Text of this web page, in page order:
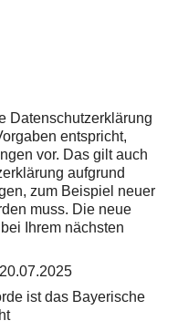
Datenschutzerklärung
entspricht,
vor. Das gilt auch
aufgrund
zum Beispiel neuer
muss. Die neue
Ihrem nächsten
ist das Bayerische